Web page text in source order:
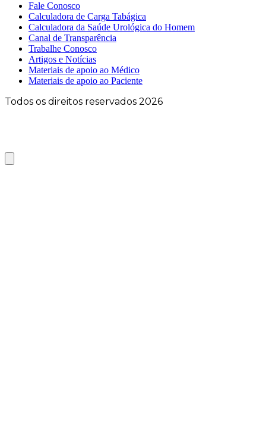
Fale Conosco
Calculadora de Carga Tabágica
Calculadora da Saúde Urológica do Homem
Canal de Transparência
Trabalhe Conosco
Artigos e Notícias
Materiais de apoio ao Médico
Materiais de apoio ao Paciente
Todos os direitos reservados 2026